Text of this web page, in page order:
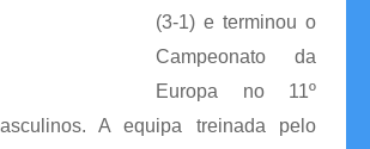
(3-1) e terminou o
Campeonato da
Europa no 11º
A equipa treinada pelo